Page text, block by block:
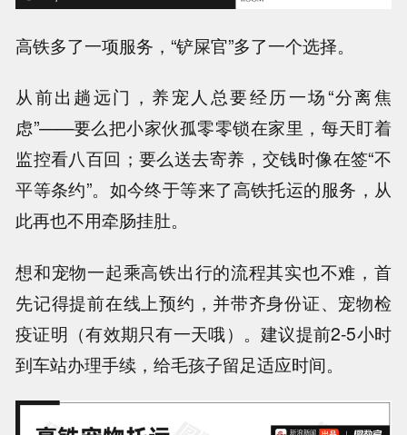
高铁多了一项服务，“铲屎官”多了一个选择。
从前出趟远门，养宠人总要经历一场“分离焦
虑”——要么把小家伙孤零零锁在家里，每天盯着
监控看八百回；要么送去寄养，交钱时像在签“不
平等条约”。 如今终于等来了高铁托运的服务，从
此再也不用牵肠挂肚。
想和宠物一起乘高铁出行的流程其实也不难，首
先记得提前在线上预约，并带齐身份证、宠物检
疫证明（有效期只有一天哦）。建议提前2-5小时
到车站办理手续，给毛孩子留足适应时间。